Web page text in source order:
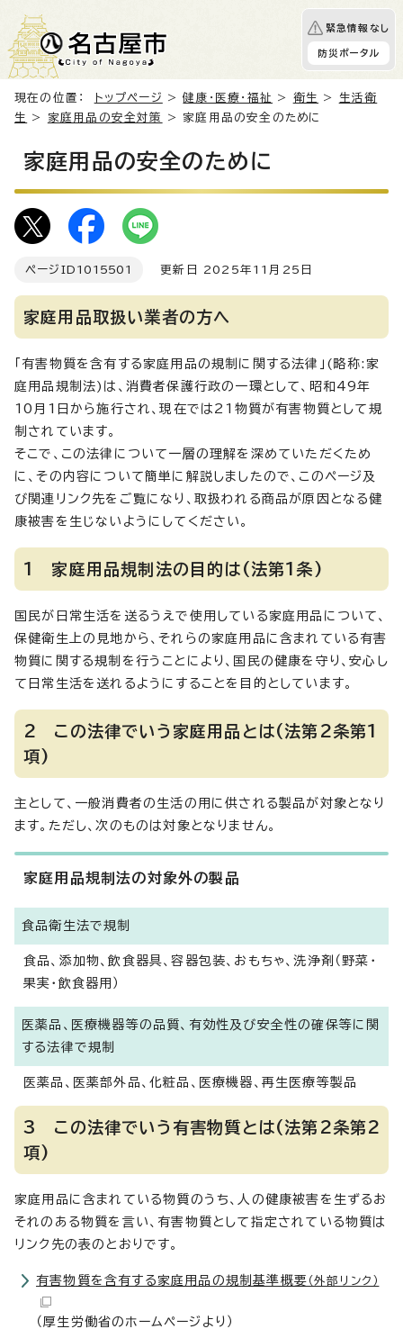
緊急情報なし
防災ポータル
現在の位置： トップページ >健康・医療・福祉 > 衛生 > 生活衛
生
> 家庭用品の安全対策 > 家庭用品の安全のために
家庭用品の安全のために
ページID 1015501 更新日 2025年11月25日
家庭用品取扱い業者の方へ
「有害物質を含有する家庭用品の規制に関する法律」(略称:家
庭用品規制法)は、消費者保護行政の一環として、昭和49年
10月1日から施行され、現在では21物質が有害物質として規
制されています。
そこで、この法律について一層の理解を深めていただくため
に、その内容について簡単に解説しましたので、このページ及
び関連リンク先をご覧になり、取扱われる商品が原因となる健
康被害を生じないようにしてください。
1 家庭用品規制法の目的は(法第1条)
国民が日常生活を送るうえで使用している家庭用品について、
保健衛生上の見地から、それらの家庭用品に含まれている有害
物質に関する規制を行うことにより、国民の健康を守り、安心し
て日常生活を送れるようにすることを目的としています。
2 この法律でいう家庭用品とは(法第2条第1
項)
主として、一般消費者の生活の用に供される製品が対象となり
ます。ただし、次のものは対象となりません。
家庭用品規制法の対象外の製品
食品衛生法で規制
食品、添加物、飲食器具、容器包装、おもちゃ、洗浄剤（野菜・
果実・飲食器用）
医薬品、医療機器等の品質、有効性及び安全性の確保等に関
する法律で規制
医薬品、医薬部外品、化粧品、医療機器、再生医療等製品
3 この法律でいう有害物質とは(法第2条第2
項)
家庭用品に含まれている物質のうち、人の健康被害を生ずるお
それのある物質を言い、有害物質として指定されている物質は
リンク先の表のとおりです。
有害物質を含有する家庭用品の規制基準概要 （外部リンク）
（厚生労働省のホームページより）